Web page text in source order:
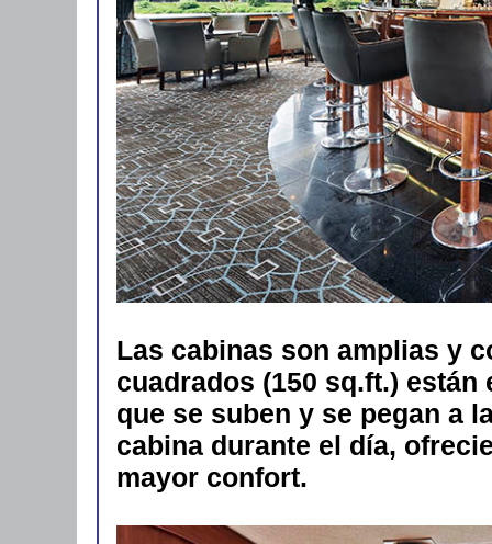
Las cabinas son amplias y
cuadrados (150 sq.ft.)
que se suben y se pegan a
cabina durante el día,
mayor confort.